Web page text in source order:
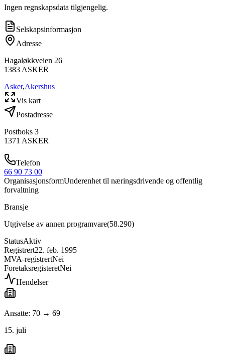
Ingen regnskapsdata tilgjengelig.
Selskapsinformasjon
Adresse
Hagaløkkveien 26
1383 ASKER
Asker,Akershus
Vis kart
Postadresse
Postboks 3
1371 ASKER
Telefon
66 90 73 00
OrganisasjonsformUnderenhet til næringsdrivende og offentlig
forvaltning
Bransje
Utgivelse av annen programvare(58.290)
StatusAktiv
Registrert22. feb. 1995
MVA-registrertNei
ForetaksregisteretNei
Hendelser
Ansatte: 70 → 69
15. juli